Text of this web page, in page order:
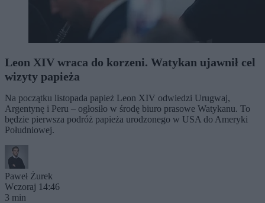
Leon XIV wraca do korzeni. Watykan ujawnił cel
wizyty papieża
Na początku listopada papież Leon XIV odwiedzi Urugwaj,
Argentynę i Peru – ogłosiło w środę biuro prasowe Watykanu. To
będzie pierwsza podróż papieża urodzonego w USA do Ameryki
Południowej.
Paweł Żurek
Wczoraj 14:46
3 min